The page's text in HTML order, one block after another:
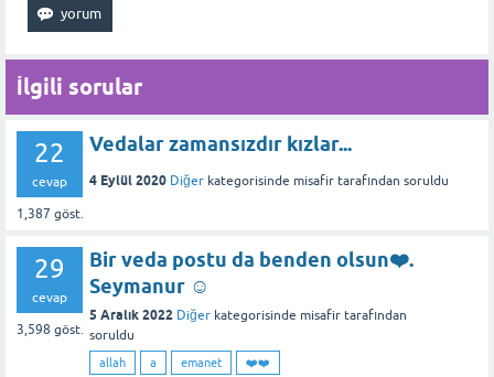
İlgili sorular
22
cevap
1,387 göst.
Vedalar zamansızdır kızlar...
4 Eylül 2020 Diğer kategorisinde misafir tarafından soruldu
29
cevap
3,598 göst.
Bir veda postu da benden olsun❤️.
Seymanur ☺️
5 Aralık 2022 Diğer kategorisinde misafir tarafından
soruldu
allah a emanet ❤️❤️